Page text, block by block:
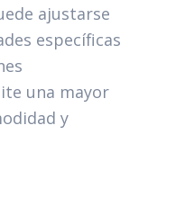
ajustarse
específicas
una mayor
y